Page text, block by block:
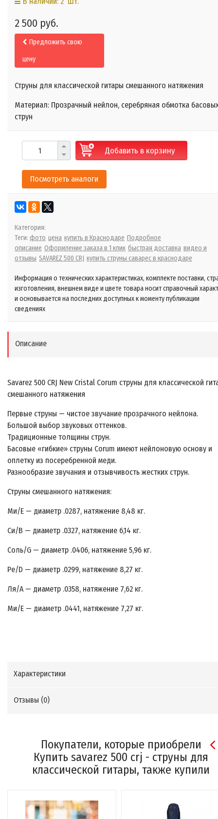
2 500 руб.
Предложить свою
цену
Струны для классической гитары смешанного натяжения
Материал: Прозрачный нейлон, серебряная обмотка
струн
Добавить в корзину
Посмотреть аналоги
Категория:
Теги: фото цена купить в Краснодаре Подробное
описание Оформление заказа в 1 клик быстрая доставка видео и
отзывы SAVAREZ 500 CRJ купить струны саварес в краснодаре
Информация о технических характеристиках, комплекте поставки,
изготовления, внешнем виде и цвете товара носит справочный
и основывается на последних доступных к моменту публикации
сведениях
Описание
Savarez 500 CRJ New Cristal Corum струны для классической
смешанного натяжения
Первые струны — чистое звучание прозрачного нейлона.
Большой выбор звуковых оттенков.
Традиционные толщины струн.
Басовые «гибкие» струны Corum имеют нейлоновую основу и
оплетку из посеребренной меди.
Разнообразие звучания и отзывчивость жестких струн.
Струны смешанного натяжения:
Ми/Е — диаметр .0287, натяжение 8,48 кг.
Си/В — диаметр .0327, натяжение 6,14 кг.
Соль/G — диаметр .0406, натяжение 5,96 кг.
Ре/D — диаметр .0299, натяжение 8,27 кг.
Ля/A — диаметр .0358, натяжение 7,62 кг.
Ми/Е — диаметр .0441, натяжение 7,27 кг.
Характеристики
Отзывы (0)
Покупатели, которые приобрели
Купить savarez 500 crj - струны для
классической гитары, также купили